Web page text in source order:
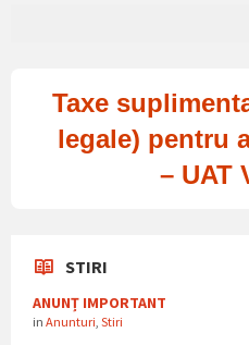
Taxe
legale) pentru
– UAT
STIRI
ANUNȚ IMPORTANT
in Anunturi Stiri